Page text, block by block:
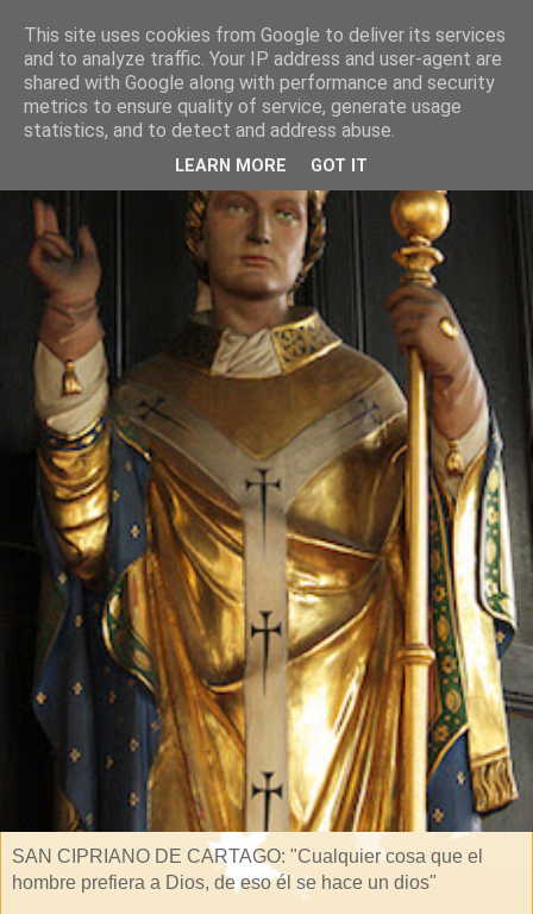
SAN CIPRIANO DE CARTAGO: "Cualquier cosa que el
hombre prefiera a Dios, de eso él se hace un dios"
This site uses cookies from Google to deliver its services
and to analyze traffic. Your IP address and user-agent are
shared with Google along with performance and security
metrics to ensure quality of service, generate usage
statistics, and to detect and address abuse.
LEARN MORE GOT IT